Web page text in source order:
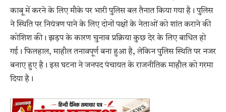
काबू में करने के लिए मौके पर भारी पुलिस बल तैनात किया गया है। पुलिस
ने स्थिति पर नियंत्रण पाने के लिए दोनों पक्षों के नेताओं को शांत कराने की
कोशिश की। झड़प के कारण चुनाव प्रक्रिया कुछ देर के लिए बाधित हो
गई। फिलहाल, माहौल तनावपूर्ण बना हुआ है, लेकिन पुलिस स्थिति पर नजर
बनाए हुए है। इस घटना ने जनपद पंचायत के राजनीतिक माहौल को गरमा
दिया है।